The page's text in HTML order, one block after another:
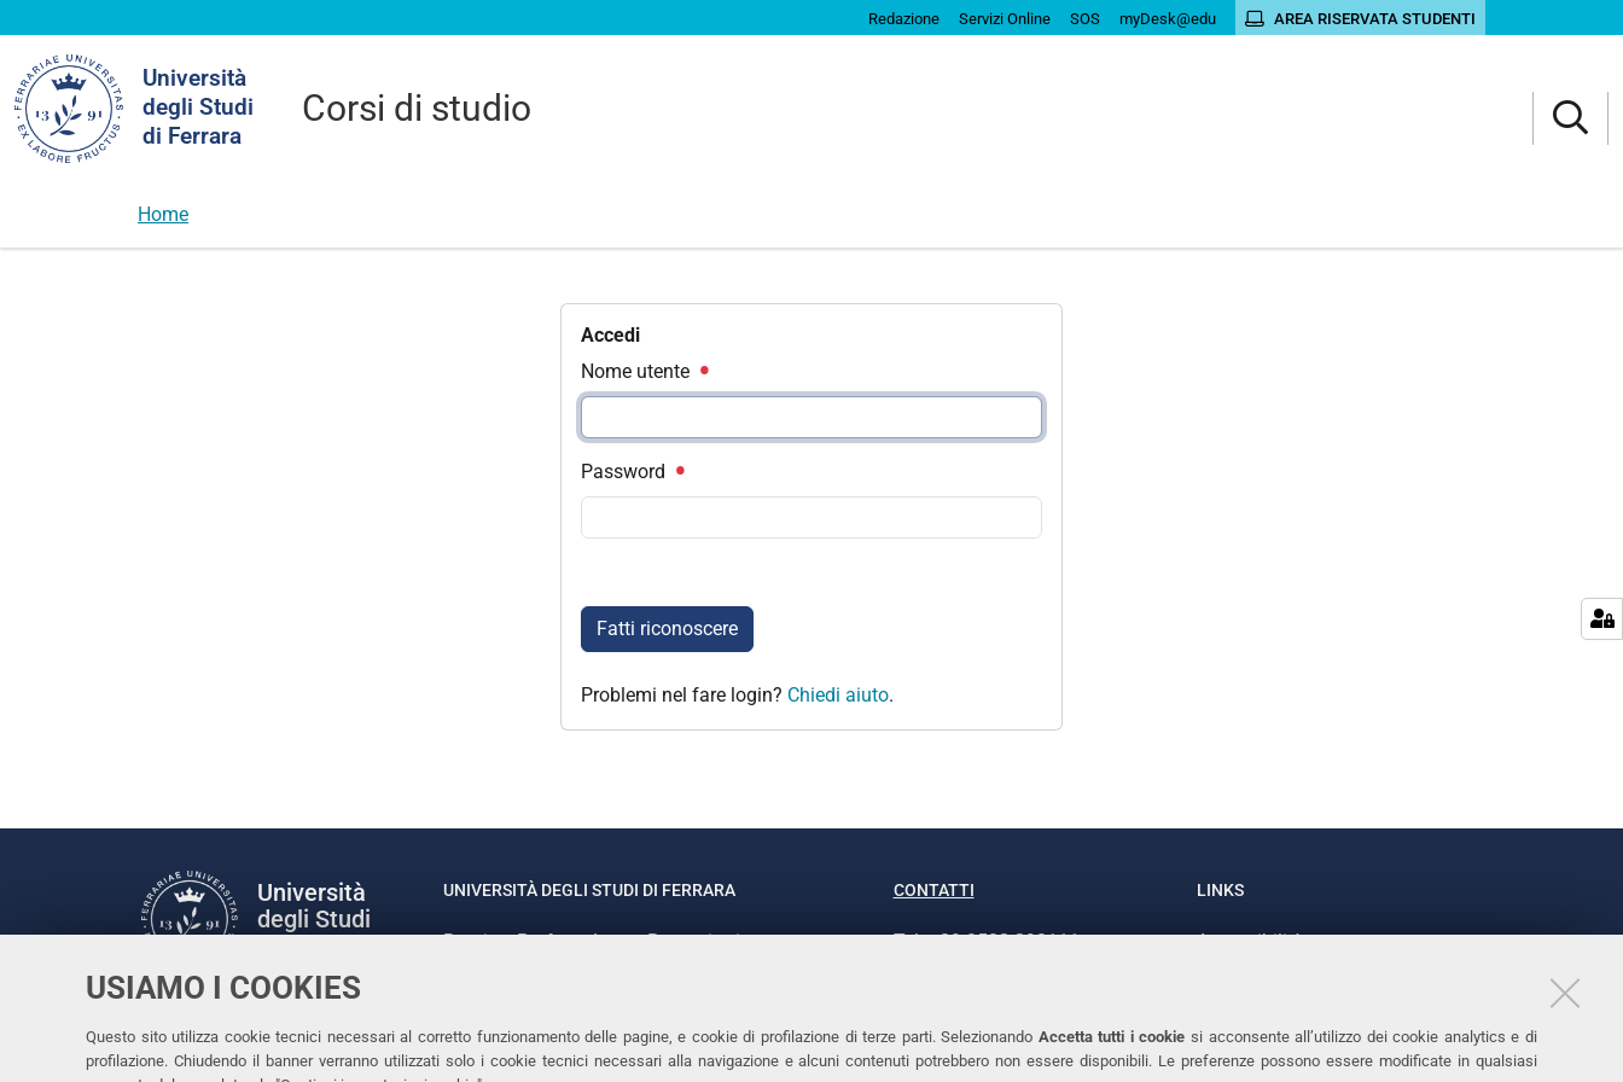
USIAMO I COOKIES
Questo sito utilizza cookie tecnici necessari al corretto funzionamento delle pagine, e cookie di profilazione di terze parti. Selezionando Accetta tutti i cookie si acconsente all’utilizzo dei cookie analytics e di
profilazione. Chiudendo il banner verranno utilizzati solo i cookie tecnici necessari alla navigazione e alcuni contenuti potrebbero non essere disponibili. Le preferenze possono essere modificate in qualsiasi
Redazione Servizi Online SOS myDesk@edu AREA RISERVATA STUDENTI
Università
degli Studi
di Ferrara
Corsi di studio
nel
sito
Home
Accedi
Nome utente
Password
Fatti riconoscere
Problemi nel fare login? Chiedi aiuto.
Università
degli Studi
Facebook
LinkedinInstagram
Youtube
UNIVERSITÀ DEGLI STUDI DI FERRARA
Rettrice: Prof.ssa Laura Ramaciotti
CONTATTI
Tel. +39 0532 293111
LINKS
Accessibilità
Cookies